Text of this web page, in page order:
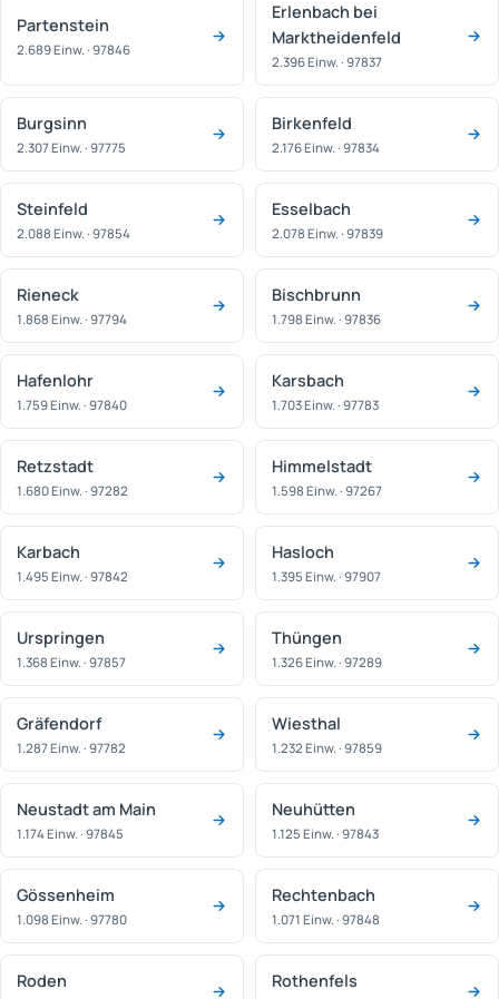
Partenstein
2.689 Einw. · 97846
Erlenbach bei
Marktheidenfeld
2.396 Einw. · 97837
Burgsinn
2.307 Einw. · 97775
Birkenfeld
2.176 Einw. · 97834
Steinfeld
2.088 Einw. · 97854
Esselbach
2.078 Einw. · 97839
Rieneck
1.868 Einw. · 97794
Bischbrunn
1.798 Einw. · 97836
Hafenlohr
1.759 Einw. · 97840
Karsbach
1.703 Einw. · 97783
Retzstadt
1.680 Einw. · 97282
Himmelstadt
1.598 Einw. · 97267
Karbach
1.495 Einw. · 97842
Hasloch
1.395 Einw. · 97907
Urspringen
1.368 Einw. · 97857
Thüngen
1.326 Einw. · 97289
Gräfendorf
1.287 Einw. · 97782
Wiesthal
1.232 Einw. · 97859
Neustadt am Main
1.174 Einw. · 97845
Neuhütten
1.125 Einw. · 97843
Gössenheim
1.098 Einw. · 97780
Rechtenbach
1.071 Einw. · 97848
Roden Rothenfels